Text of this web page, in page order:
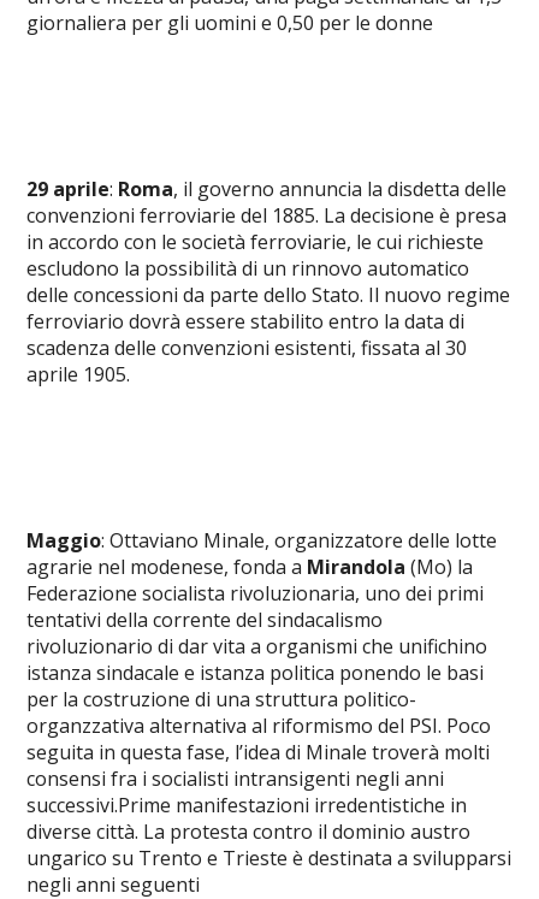
giornaliera per gli uomini e 0,50 per le donne
29 aprile: Roma, il governo annuncia la disdetta delle
convenzioni ferroviarie del 1885. La decisione è presa
in accordo con le società ferroviarie, le cui richieste
escludono la possibilità di un rinnovo automatico
delle concessioni da parte dello Stato. Il nuovo regime
ferroviario dovrà essere stabilito entro la data di
scadenza delle convenzioni esistenti, fissata al 30
aprile 1905.
Maggio: Ottaviano Minale, organizzatore delle lotte
agrarie nel modenese, fonda a Mirandola(Mo) la
Federazione socialista rivoluzionaria, uno dei primi
tentativi della corrente del sindacalismo
rivoluzionario di dar vita a organismi che unifichino
istanza sindacale e istanza politica ponendo le basi
per la costruzione di una struttura politico-
organzzativa alternativa al riformismo del PSI. Poco
seguita in questa fase, l’idea di Minale troverà molti
consensi fra i socialisti intransigenti negli anni
successivi.Prime manifestazioni irredentistiche in
diverse città. La protesta contro il dominio austro
ungarico su Trento e Trieste è destinata a svilupparsi
negli anni seguenti